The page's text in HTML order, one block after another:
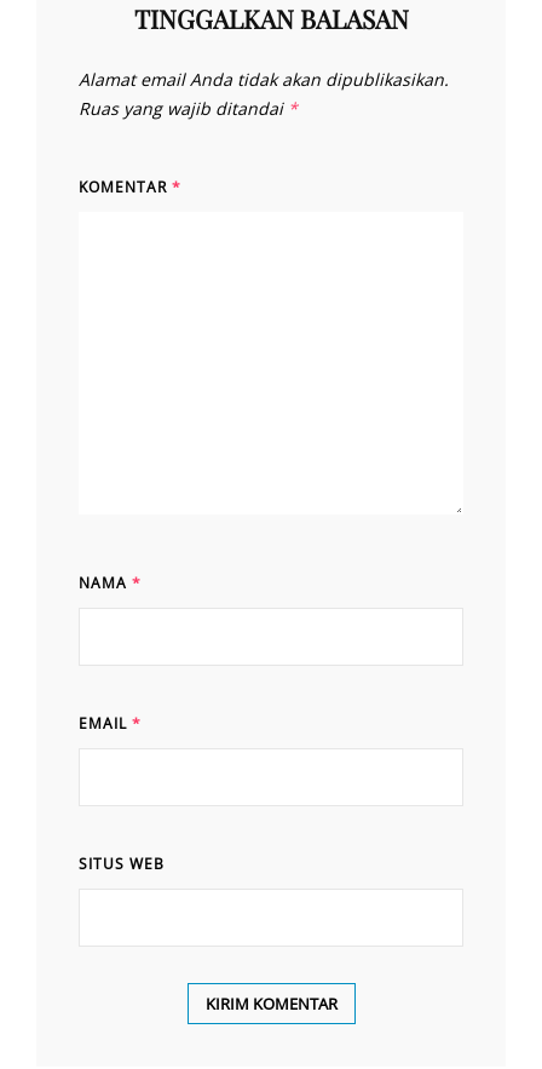
TINGGALKAN BALASAN
Alamat email Anda tidak akan dipublikasikan.
Ruas yang wajib ditandai *
KOMENTAR *
NAMA *
EMAIL *
SITUS WEB